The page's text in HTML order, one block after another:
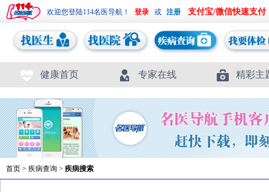
欢迎您登陆114名医导航！ 或 支付宝/微信快速支付
健康首页 专家在线 精彩主
首页 > 疾病查询 > 疾病搜索